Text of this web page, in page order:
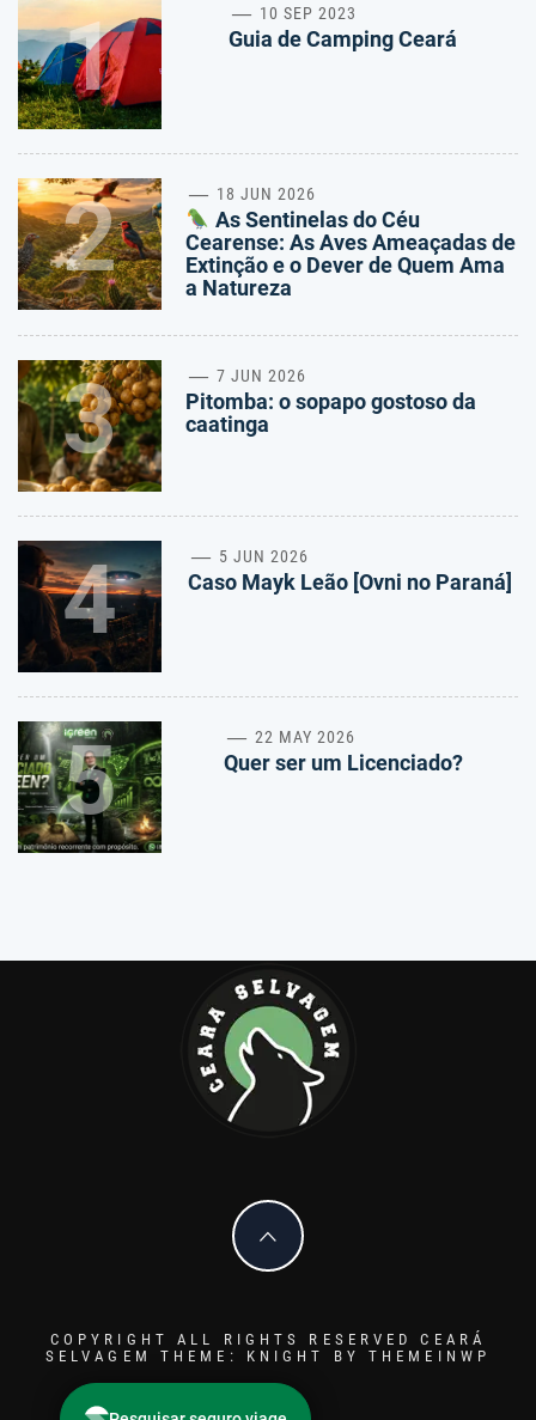
1 10 SEP 2023
Guia de Camping Ceará
2 18 JUN 2026
As Sentinelas do Céu
Cearense: As Aves Ameaçadas de
Extinção e o Dever de Quem Ama
a Natureza
3 7 JUN 2026
Pitomba: o sopapo gostoso da
caatinga
4 5 JUN 2026
Caso Mayk Leão [Ovni no Paraná]
5 22 MAY 2026
Quer ser um Licenciado?
COPYRIGHT ALL RIGHTS RESERVED CEARÁ
SELVAGEM THEME: KNIGHT BYTHEMEINWP